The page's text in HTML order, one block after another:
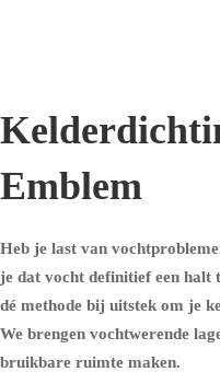
Emblem
Heb je last van
je dat vocht definitief een halt
dé methode bij uitstek om je
We brengen vochtwerende
bruikbare ruimte maken.